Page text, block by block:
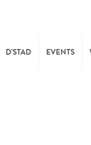
D’STAD EVENTS